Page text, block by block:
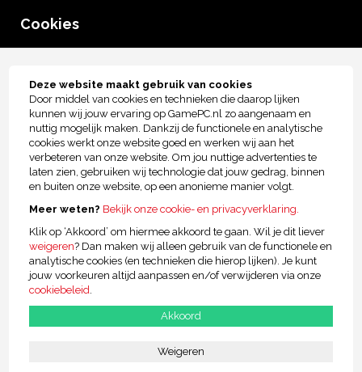
Cookies
Deze website maakt gebruik van cookies
Door middel van cookies en technieken die daarop lijken
kunnen wij jouw ervaring op GamePC.nl zo aangenaam en
nuttig mogelijk maken. Dankzij de functionele en analytische
cookies werkt onze website goed en werken wij aan het
verbeteren van onze website. Om jou nuttige advertenties te
laten zien, gebruiken wij technologie dat jouw gedrag, binnen
en buiten onze website, op een anonieme manier volgt.
Meer weten? Bekijk onze cookie- en privacyverklaring.
Klik op ‘Akkoord’ om hiermee akkoord te gaan. Wil je dit liever
weigeren? Dan maken wij alleen gebruik van de functionele en
analytische cookies (en technieken die hierop lijken). Je kunt
jouw voorkeuren altijd aanpassen en/of verwijderen via onze
cookiebeleid.
Akkoord
Weigeren
GamePC
RAIDER PRO Game Controller
Wireless BT Yellow
€29,00
Bekijk
RAIDER PRO Game Controller